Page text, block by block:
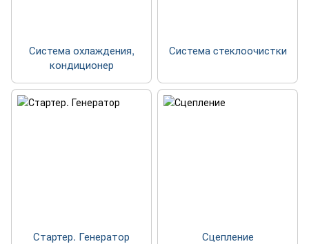
Система охлаждения,
кондиционер
Система cтеклоочистки
Стартер. Генератор Сцепление